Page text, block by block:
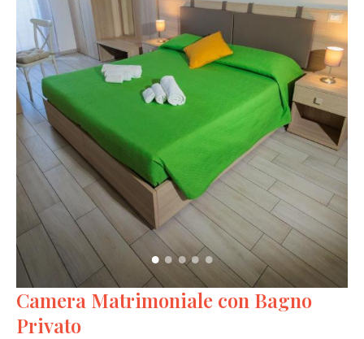
Camera Matrimoniale con Bagno
Privato